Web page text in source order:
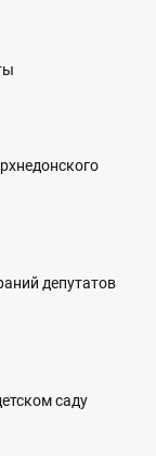
депутатов
саду